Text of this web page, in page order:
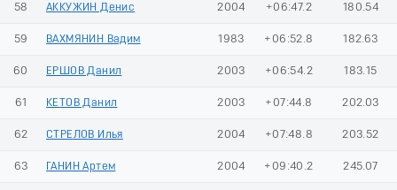
58 АККУЖИН Денис 2004 +06:47.2 180.54
59 ВАХМЯНИН Вадим 1983 +06:52.8 182.63
60 ЕРШОВ Данил 2003 +06:54.2 183.15
61 КЕТОВ Данил 2003 +07:44.8 202.03
62 СТРЕЛОВ Илья 2004 +07:48.8 203.52
63 ГАНИН Артем 2004 +09:40.2 245.07